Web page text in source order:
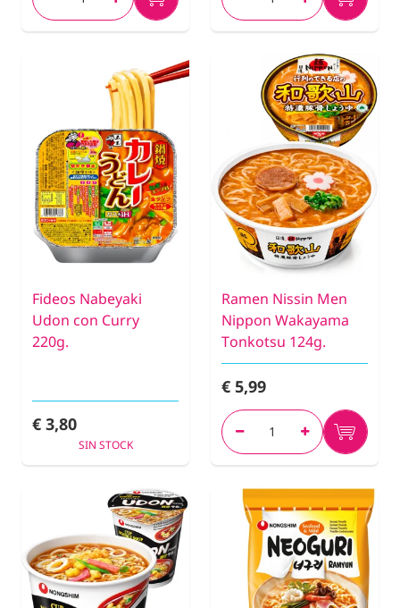
Fideos Nabeyaki
Udon con Curry
220g.
€ 3,80
SIN STOCK
Ramen Nissin Men
Nippon Wakayama
Tonkotsu 124g.
€ 5,99